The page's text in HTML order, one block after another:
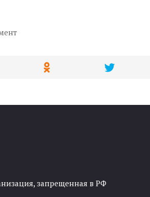
запрещенная в РФ